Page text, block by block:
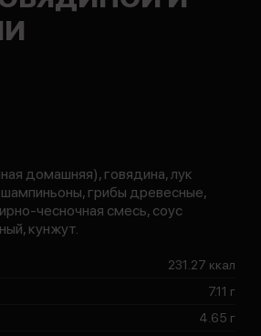
домашняя), говядина, лук
грибы древесные,
чесночная смесь, соус
кунжут.
231.27 ккал
7.11 г
4.65 г